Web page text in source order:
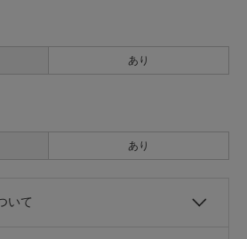
あり
あり
いて